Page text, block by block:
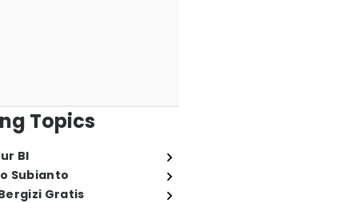
Topics
BI
Subianto
Gratis